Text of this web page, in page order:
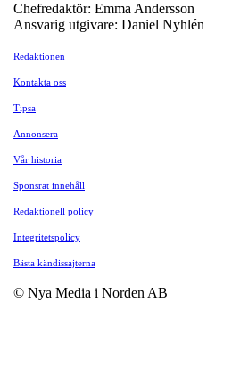
Chefredaktör: Emma Andersson
Ansvarig utgivare: Daniel Nyhlén
Redaktionen
Kontakta oss
Tipsa
Annonsera
Vår historia
Sponsrat innehåll
Redaktionell policy
Integritetspolicy
Bästa kändissajterna
© Nya Media i Norden AB